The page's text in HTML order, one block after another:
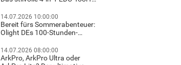
14.07.2026 10:00:00
Bereit fürs Sommerabenteuer:
Olight DEs 100-Stunden-
exklusiver Gratis-Geschenk-
Guide!
14.07.2026 08:00:00
ArkPro, ArkPro Ultra oder